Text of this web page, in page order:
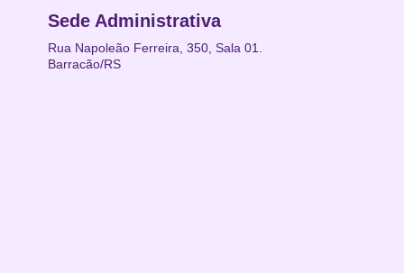
Sede Administrativa
Rua Napoleão Ferreira, 350, Sala 01.
Barracão/RS